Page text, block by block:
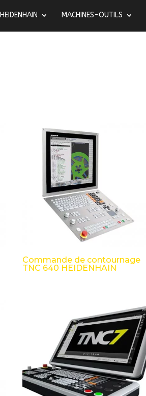
HEIDENHAIN MACHINES-OUTILS
Commande de contournage
TNC 640 HEIDENHAIN